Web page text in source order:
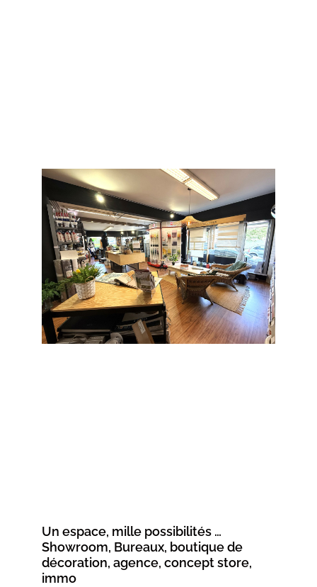
Un espace, mille possibilités …
Showroom, Bureaux, boutique de
décoration, agence, concept store,
immo